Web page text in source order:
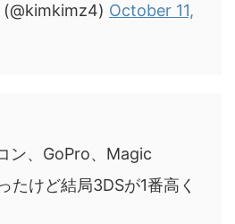
October 11,
ン、GoPro、Magic
たけど結局3DSが1番高く